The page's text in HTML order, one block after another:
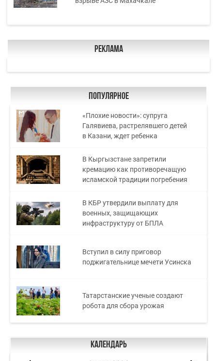
Реклама
Популярное
«Плохие новости»: супруга
Галявиева, растрелявшего детей
в Казани, ждет ребенка
В Кыргызстане запретили
кремацию как противоречащую
исламской традиции погребения
В КБР утвердили выплату для
военных, защищающих
инфраструктуру от БПЛА
Вступил в силу приговор
поджигательнице мечети Усинска
Татарстанские ученые создают
робота для сбора урожая
Календарь